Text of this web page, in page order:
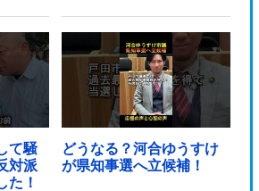
て騒
対派
た！
どうなる？河合ゆうすけ
が県知事選へ立候補！